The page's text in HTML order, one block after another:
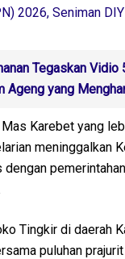
2026, Seniman
Tegaskan
Ageng yang
Karebet yang
meninggalkan
Tingkir di daerah
puluhan